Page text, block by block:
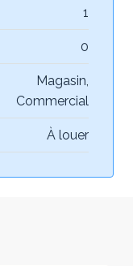
1
0
Magasin,
Commercial
À louer